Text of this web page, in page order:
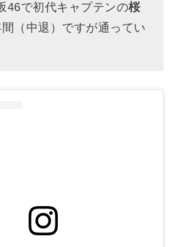
46で初代キャプテンの桜
（中退）ですが通ってい